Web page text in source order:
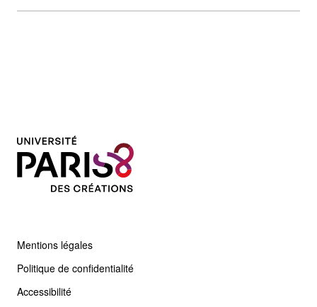
Mentions légales
Politique de confidentialité
Accessibilité